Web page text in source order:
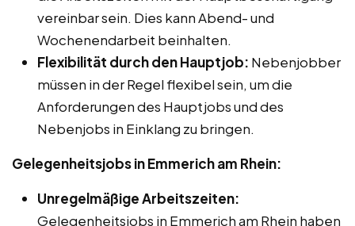
vereinbar sein. Dies kann Abend- und
Wochenendarbeit beinhalten.
Flexibilität durch den Hauptjob: Nebenjobber
müssen in der Regel flexibel sein, um die
Anforderungen des Hauptjobs und des
Nebenjobs in Einklang zu bringen.
Gelegenheitsjobs in Emmerich am Rhein:
Unregelmäßige Arbeitszeiten:
Gelegenheitsjobs in Emmerich am Rhein haben